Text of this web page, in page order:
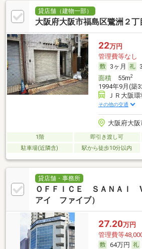
貸店舗（建物一部）
大阪府大阪市福島区鷺洲２丁
22万円
管理費等なし
3ヶ月
面積55m2
1994年9月(築
ＪＲ大阪
その他の交通
大阪府大
1階 即引き渡し可
駐車場(近隣含)
駅から徒歩10分以内
貸店舗・事務所
ＯＦＦＩＣＥ ＳＡＮＡＩ
アイ ファイブ）
27.20万円
管理費等
64万円